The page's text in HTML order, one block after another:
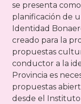
se presenta
planificación de
Identidad
creado para la
propuestas
conductor a la
Provincia es
propuestas
desde el